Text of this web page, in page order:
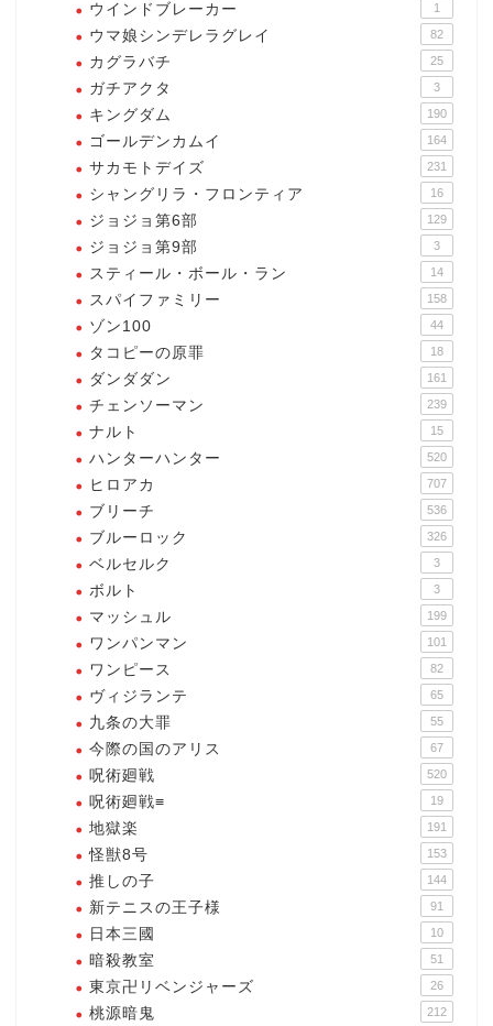
ウインドブレーカー 1
ウマ娘シンデレラグレイ 82
カグラバチ 25
ガチアクタ 3
キングダム 190
ゴールデンカムイ 164
サカモトデイズ 231
シャングリラ・フロンティア 16
ジョジョ第6部 129
ジョジョ第9部 3
スティール・ボール・ラン 14
スパイファミリー 158
ゾン100 44
タコピーの原罪 18
ダンダダン 161
チェンソーマン 239
ナルト 15
ハンターハンター 520
ヒロアカ 707
ブリーチ 536
ブルーロック 326
ベルセルク 3
ボルト 3
マッシュル 199
ワンパンマン 101
ワンピース 82
ヴィジランテ 65
九条の大罪 55
今際の国のアリス 67
呪術廻戦 520
呪術廻戦≡ 19
地獄楽 191
怪獣8号 153
推しの子 144
新テニスの王子様 91
日本三國 10
暗殺教室 51
東京卍リベンジャーズ 26
桃源暗鬼 212